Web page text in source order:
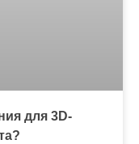
для 3D-